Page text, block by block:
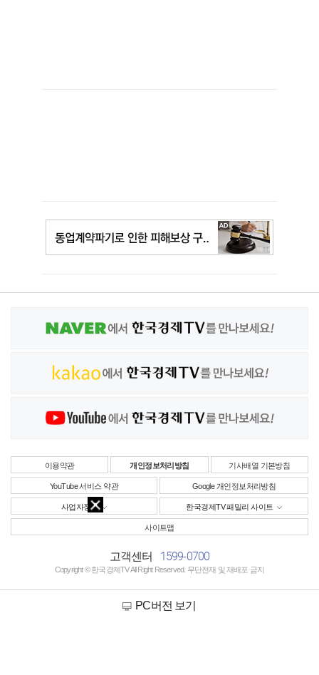
이용약관 개인정보처리방침 기사배열 기본방침
YouTube 서비스 약관 Google 개인정보처리방침
사업자정보 한국경제TV 패밀리 사이트
사이트맵
고객센터 1599-0700
Copyright © 한국경제TV All Right Reserved. 무단전재 및 재배포 금지
PC버전 보기